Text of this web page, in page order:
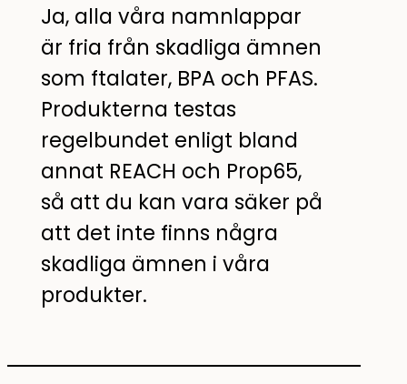
Ja, alla våra namnlappar
är fria från skadliga ämnen
som ftalater, BPA och PFAS.
Produkterna testas
regelbundet enligt bland
annat REACH och Prop65,
så att du kan vara säker på
att det inte finns några
skadliga ämnen i våra
produkter.